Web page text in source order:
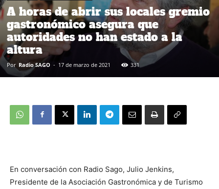
A horas de abrir sus locales gremio
gastronómico asegura que
autoridades no han estado a la
altura
Por Radio SAGO - 17 de marzo de 2021 331
En conversación con Radio Sago, Julio Jenkins,
Presidente de la Asociación Gastronómica y de Turismo